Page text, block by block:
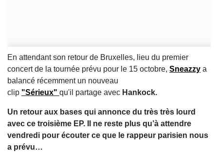
En attendant son retour de Bruxelles, lieu du premier
concert de la tournée prévu pour le 15 octobre, Sneazzy a
balancé récemment un nouveau
clip "Sérieux" qu'il partage avec Hankock.
Un retour aux bases qui annonce du très très lourd
avec ce troisième EP. Il ne reste plus qu’à attendre
vendredi pour écouter ce que le rappeur parisien nous
a prévu…